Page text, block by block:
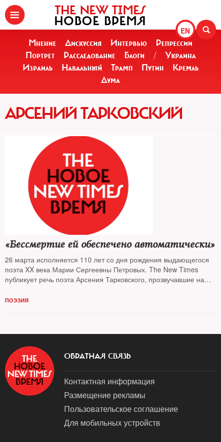
EN
THE NEW TIMES
НОВОЕ ВРЕМЯ
Мнение Дискуссия Интервью
Репрессии
Портрет
Расследование Блоги /
Украина
Израиль
Навальный Трамп Путин
Кремль
Дума
АРСЕНИЙ ТАРКОВСКИЙ
«Бессмертие ей обеспечено автоматически»
26 марта исполняется 110 лет со дня рождения выдающегося
поэта XX века Марии Сергеевны Петровых. The New Times
публикует речь поэта Арсения Тарковского, прозвучавшие на
ПОЭЗИЯ
ОБРАТНАЯ СВЯЗЬ
Контактная информация
Размещение рекламы
Пользовательское соглашение
Для мобильных устройств